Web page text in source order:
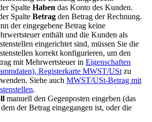
Spalte Haben das Konto des Kunden.
Spalte Betrag den Betrag der Rechnung.
der eingegebene Betrag keine
enthält und die Kunden als
eingerichtet sind, müssen Sie die
korrekt konfigurieren, um den
mit Mehrwertsteuer in Eigenschaften
Registerkarte MWST/USt zu
Siehe auch MWST/USt-Betrag mit
.
manuell den Gegenposten eingeben (das
der Betrag eingegangen ist, oder die